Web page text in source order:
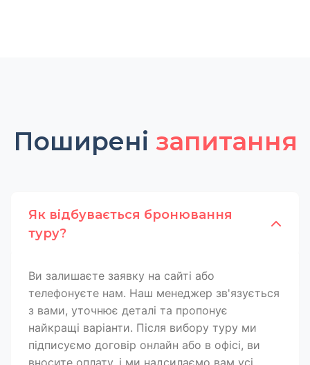
Поширені запитання
Як відбувається бронювання
туру?
Ви залишаєте заявку на сайті або
телефонуєте нам. Наш менеджер зв'язується
з вами, уточнює деталі та пропонує
найкращі варіанти. Після вибору туру ми
підписуємо договір онлайн або в офісі, ви
вносите оплату, і ми надсилаємо вам усі